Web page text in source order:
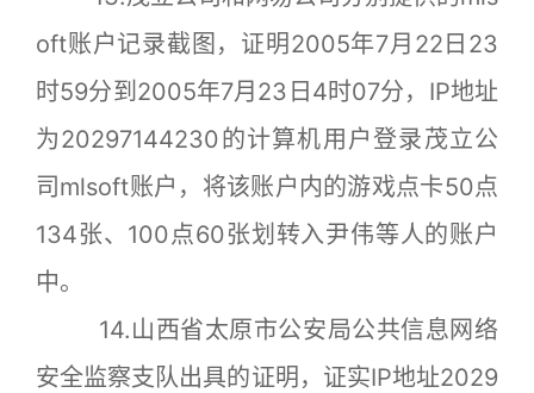
oft账户记录截图，证明2005年7月22日23
时59分到2005年7月23日4时07分，IP地址
为20297144230的计算机用户登录茂立公
司mlsoft账户，将该账户内的游戏点卡50点
134张、100点60张划转入尹伟等人的账户
中。
14.山西省太原市公安局公共信息网络
安全监察支队出具的证明，证实IP地址2029